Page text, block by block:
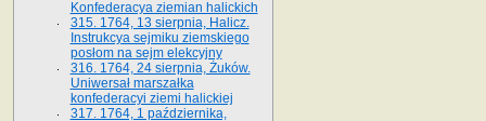
Konfederacya ziemian halickich
315. 1764, 13 sierpnia, Halicz.
Instrukcya sejmiku ziemskiego
posłom na sejm elekcyjny
316. 1764, 24 sierpnia, Żuków.
Uniwersał marszałka
konfederacyi ziemi halickiej
317. 1764, 1 października,